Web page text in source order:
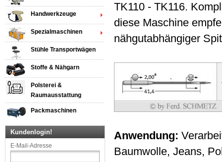
TK110 - TK116.
diese Maschine
nähgutabhängiger
Anwendung:
Baumwolle, Jeans,
Handwerkzeuge
Spezialmaschinen
Stühle Transportwägen
Stoffe & Nähgarn
Polsterei &
Raumausstattung
Packmaschinen
Kundenlogin!
E-Mail-Adresse